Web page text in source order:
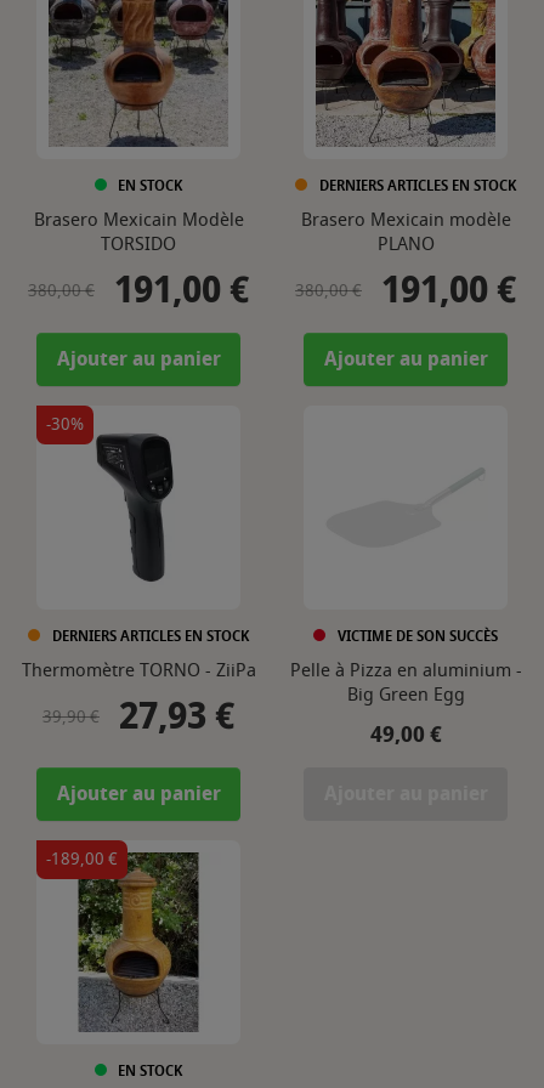
EN STOCK
Brasero Mexicain Modèle
TORSIDO
Prix de base
380,00 € Prix
191,00 €
Ajouter au panier
DERNIERS ARTICLES EN STOCK
Brasero Mexicain modèle
PLANO
Prix de base
380,00 € Prix
191,00 €
Ajouter au panier
-30%
DERNIERS ARTICLES EN STOCK
Thermomètre TORNO - ZiiPa
Prix de base
39,90 € Prix
27,93 €
Ajouter au panier
VICTIME DE SON SUCCÈS
Pelle à Pizza en aluminium -
Big Green Egg
Prix
49,00 €
-189,00 €
EN STOCK